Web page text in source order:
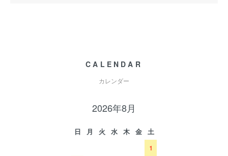
CALENDAR
カレンダー
2026年8月
日 月 火 水 木 金
土
1